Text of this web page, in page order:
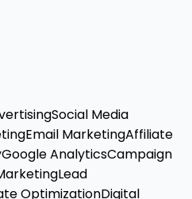
Social Media
Email MarketingAffiliate
Google AnalyticsCampaign
Lead
OptimizationDigital